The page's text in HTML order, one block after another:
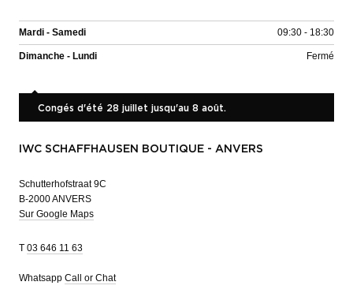
Mardi - Samedi 09:30 - 18:30
Dimanche - Lundi Fermé
Congés d'été 28 juillet jusqu'au 8 août.
IWC SCHAFFHAUSEN BOUTIQUE - ANVERS
Schutterhofstraat 9C
B-2000 ANVERS
Sur Google Maps
T 03 646 11 63
Whatsapp Call or Chat